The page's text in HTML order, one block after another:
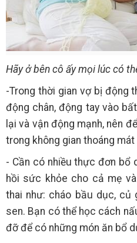
Hãy ở bên cô ấy mọi lúc có
-Trong thời gian vợ bị động
động chân, động tay vào
lại và vận động mạnh, nên
trong không gian thoáng mát
- Cần có nhiều thực đơn bổ
hồi sức khỏe cho cả mẹ
thai như: cháo bầu dục, củ
sen. Bạn có thể học cách
đỡ để có những món ăn bổ